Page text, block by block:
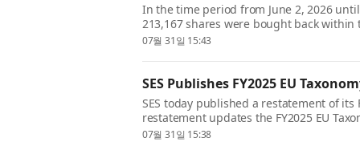
In the time period from June 2, 2026
213,167 shares were bought back
meet obligations under SES’s Equity
07월 31일 15:43
SES Publishes FY2025 EU
SES today published a restatement of its
restatement updates the FY2025 EU
Report and supersedes the previously ...
07월 31일 15:38